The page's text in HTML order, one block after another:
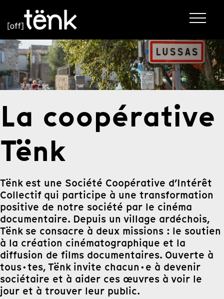
La coopérative
Tënk
Tënk est une Société Coopérative d’Intérêt
Collectif qui participe à une transformation
positive de notre société par le cinéma
documentaire. Depuis un village ardéchois,
Tënk se consacre à deux missions : le soutien
à la création cinématographique et la
diffusion de films documentaires. Ouverte à
tous·tes, Tënk invite chacun·e à devenir
sociétaire et à aider ces œuvres à voir le
jour et à trouver leur public.